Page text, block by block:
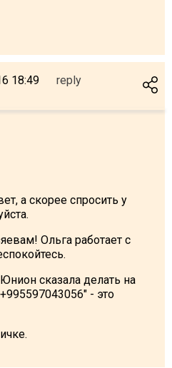
18:49 reply
а скорее спросить у
Ольга работает с
сказала делать на
- это